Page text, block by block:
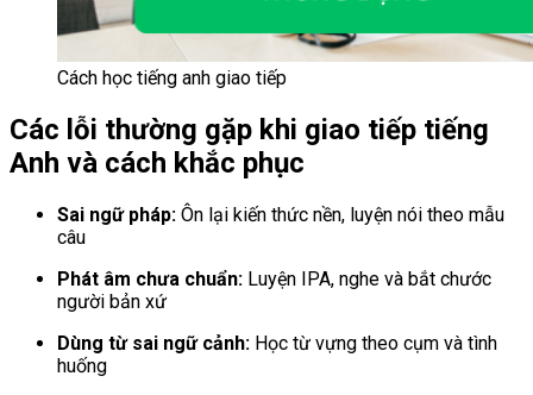
Cách học tiếng anh giao tiếp
Các lỗi thường gặp khi giao tiếp tiếng
Anh và cách khắc phục
Sai ngữ pháp: Ôn lại kiến thức nền, luyện nói theo mẫu
câu
Phát âm chưa chuẩn: Luyện IPA, nghe và bắt chước
người bản xứ
Dùng từ sai ngữ cảnh: Học từ vựng theo cụm và tình
huống